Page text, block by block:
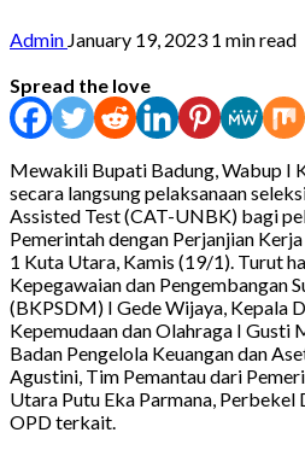
Admin January 19, 2023 1 min read
Spread the love
Mewakili Bupati Badung, Wabup I
secara langsung pelaksanaan
Assisted Test (CAT-UNBK) bagi
Pemerintah dengan Perjanjian
1 Kuta Utara, Kamis (19/1). Turut
Kepegawaian dan Pengembangan
(BKPSDM) I Gede Wijaya, Kepala
Kepemudaan dan Olahraga I Gusti
Badan Pengelola Keuangan dan
Agustini, Tim Pemantau dari
Utara Putu Eka Parmana,
OPD terkait.